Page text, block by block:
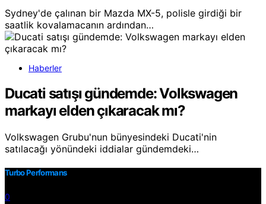
Sydney'de çalınan bir Mazda MX-5, polisle girdiği bir
saatlik kovalamacanın ardından…
Haberler
Ducati satışı gündemde: Volkswagen
markayı elden çıkaracak mı?
Volkswagen Grubu'nun bünyesindeki Ducati'nin
satılacağı yönündeki iddialar gündemdeki…
Turbo Performans
0